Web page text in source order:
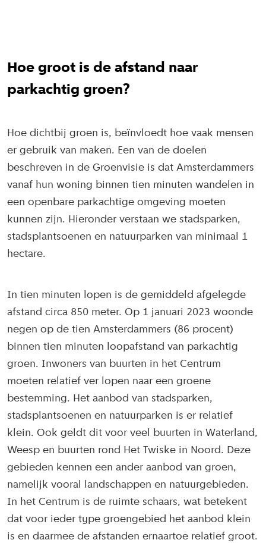
Hoe groot is de afstand naar
parkachtig groen?
Hoe dichtbij groen is, beïnvloedt hoe vaak mensen
er gebruik van maken. Een van de doelen
beschreven in de Groenvisie is dat Amsterdammers
vanaf hun woning binnen tien minuten wandelen in
een openbare parkachtige omgeving moeten
kunnen zijn. Hieronder verstaan we stadsparken,
stadsplantsoenen en natuurparken van minimaal 1
hectare.
In tien minuten lopen is de gemiddeld afgelegde
afstand circa 850 meter. Op 1 januari 2023 woonde
negen op de tien Amsterdammers (86 procent)
binnen tien minuten loopafstand van parkachtig
groen. Inwoners van buurten in het Centrum
moeten relatief ver lopen naar een groene
bestemming. Het aanbod van stadsparken,
stadsplantsoenen en natuurparken is er relatief
klein. Ook geldt dit voor veel buurten in Waterland,
Weesp en buurten rond Het Twiske in Noord. Deze
gebieden kennen een ander aanbod van groen,
namelijk vooral landschappen en natuurgebieden.
In het Centrum is de ruimte schaars, wat betekent
dat voor ieder type groengebied het aanbod klein
is en daarmee de afstanden ernaartoe relatief groot.